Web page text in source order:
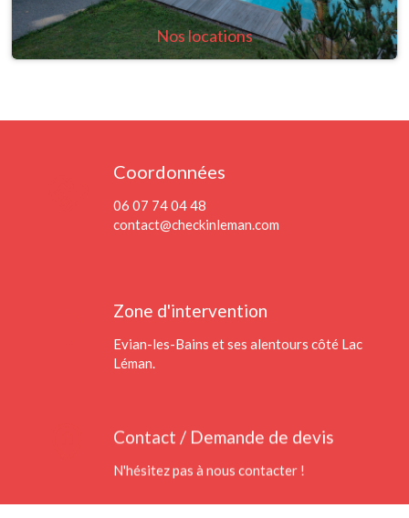
Nos locations
Coordonnées
06 07 74 04 48
contact@checkinleman.com
Zone d'intervention
Evian-les-Bains et ses alentours côté Lac
Léman.
Contact / Demande de devis
N'hésitez pas à nous contacter !